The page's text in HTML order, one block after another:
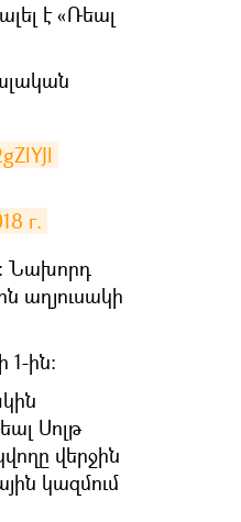
է «Ռեալ
г.
Նախորդ
աղյուսակի
1-ին:
Սոլթ
վերջին
կազմում